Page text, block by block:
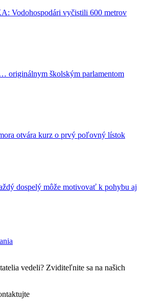
Vodohospodári vyčistili 600 metrov
originálnym školským parlamentom
otvára kurz o prvý poľovný lístok
dospelý môže motivovať k pohybu aj
vedeli? Zviditeľnite sa na našich